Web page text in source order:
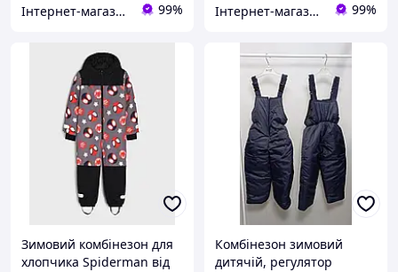
Інтернет-магазин дитячих товарів "Gorod Detstva" 99% Інтернет-магазин дитячих товарів "Gorod Detstva" 99%
Зимовий комбінезон для
хлопчика Spiderman від
Комбінезон зимовий
дитячій, регулятор